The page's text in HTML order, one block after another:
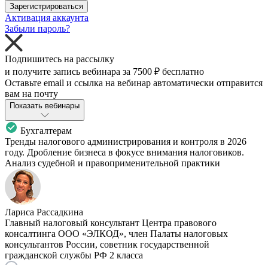
Зарегистрироваться
Активация аккаунта
Забыли пароль?
Подпишитесь на рассылку
и получите запись вебинара за 7500 ₽ бесплатно
Оставьте email и ссылка на вебинар автоматически отправится
вам на почту
Показать вебинары
Бухгалтерам
Тренды налогового администрирования и контроля в 2026
году. Дробление бизнеса в фокусе внимания налоговиков.
Анализ судебной и правоприменительной практики
Лариса Рассадкина
Главный налоговый консультант Центра правового
консалтинга ООО «ЭЛКОД», член Палаты налоговых
консультантов России, советник государственной
гражданской службы РФ 2 класса